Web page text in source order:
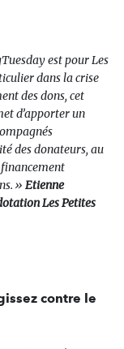
est pour Les
dans la crise
des dons, cet
d’apporter un
des donateurs, au
financement
» Etienne
Les Petites
contre le